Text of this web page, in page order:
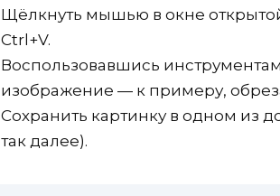
Щёлкнуть мышью в окне
Ctrl+V.
Воспользовавшись
изображение — к примеру,
Сохранить картинку в одном из
так далее).